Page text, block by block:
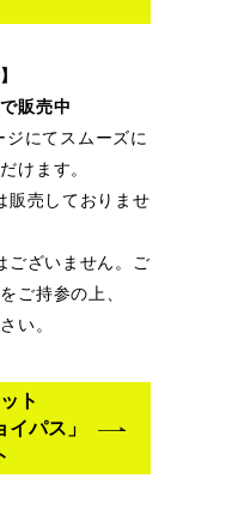
販売中
ジにてスムーズに
けます。
販売しておりませ
ございません。ご
ご持参の上、
い。
ト
イパス」